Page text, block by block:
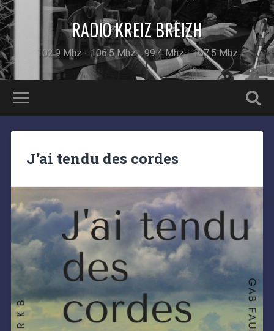
RADIO KREIZ BREIZH
102.9 Mhz - 106.5 Mhz - 99.4 Mhz - 107.5 Mhz
J’ai tendu des cordes